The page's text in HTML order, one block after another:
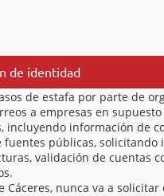
de identidad
de estafa por parte de
a empresas en
incluyendo información de
fuentes públicas, solicitando
validación de cuentas
Cáceres, nunca va a solicitar